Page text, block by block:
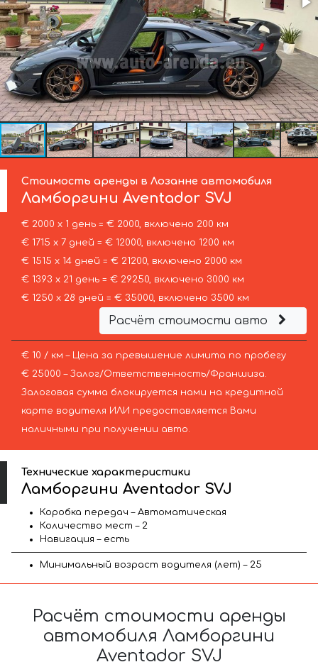
Стоимость аренды в Лозанне автомобиля
Ламборгини Aventador SVJ
€ 2000 х 1 день = € 2000, включено 200 км
€ 1715 х 7 дней = € 12000, включено 1200 км
€ 1515 х 14 дней = € 21200, включено 2000 км
€ 1393 х 21 день = € 29250, включено 3000 км
€ 1250 х 28 дней = € 35000, включено 3500 км
Расчёт стоимости авто
€ 10 / км – Цена за превышение лимита по пробегу
€ 25000 – Залог/Ответственность/Франшиза.
Залоговая сумма блокируется нами на кредитной
карте водителя ИЛИ предоставляется Вами
наличными при получении авто.
Технические характеристики
Ламборгини Aventador SVJ
Коробка передач – Автоматическая
Количество мест – 2
Навигация – есть
Минимальный возраст водителя (лет) – 25
Расчёт стоимости аренды
автомобиля Ламборгини
Aventador SVJ